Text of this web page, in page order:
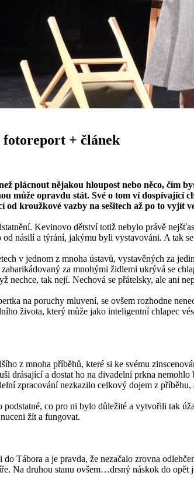
fotoreport + článek
plácnout nějakou hloupost nebo něco, čím
může opravdu stát. Své o tom ví
od kroužkové vazby na sešitech až po to vyjít
Kevinovo dětství totiž nebylo právě
od násilí a týrání, jakýmu byli vystavováni. A tak
v jednom z mnoha ústavů, vystavěných za
za mnohými židlemi ukrývá se
nechce, tak nejí. Nechová se přátelsky, ale ani
na poruchy mluvení, se ovšem rozhodne
života, který může jako inteligentní chlapec
z mnoha příběhů, které si ke svému
drásající a dostat ho na divadelní prkna
zpracování nezkazilo celkový dojem z příběhu,
co pro ni bylo důležité a vytvořili tak
žít a fungovat.
Tábora a je pravda, že nezačalo zrovna
Na druhou stanu ovšem…drsný náskok do